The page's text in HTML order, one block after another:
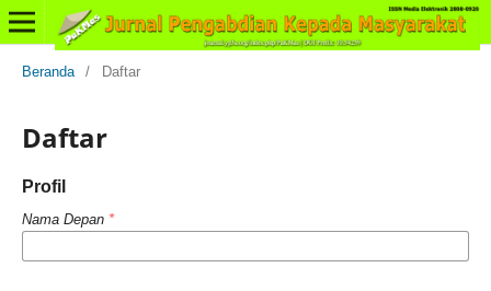
Beranda / Daftar
Daftar
Profil
Nama Depan *